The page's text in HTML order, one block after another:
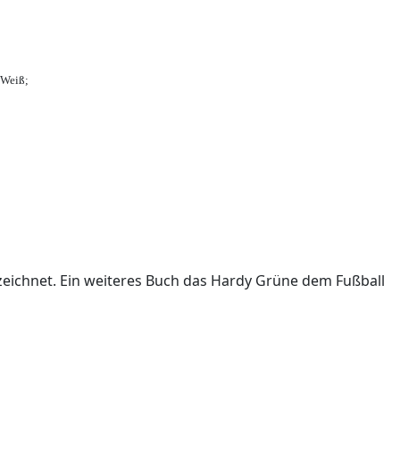
Ein weiteres Buch das Hardy Grüne dem Fußball